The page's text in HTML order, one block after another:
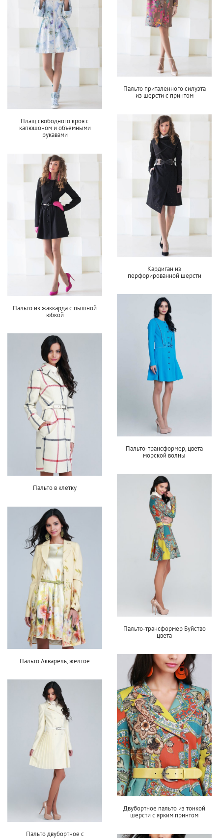
Пальто приталенного силуэта
из шерсти с принтом
Плащ свободного кроя с
капюшоном и объемными
рукавами
Кардиган из
перфорированной шерсти
Пальто из жаккарда с пышной
юбкой
Пальто-трансформер, цвета
морской волны
Пальто в клетку
Пальто-трансформер Буйство
цвета
Пальто Акварель, желтое
Двубортное пальто из тонкой
шерсти с ярким принтом
Пальто двубортное с